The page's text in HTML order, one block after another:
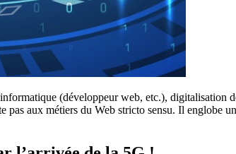
(développeur web, etc.), digitalisation
aux métiers du Web stricto sensu. Il englobe